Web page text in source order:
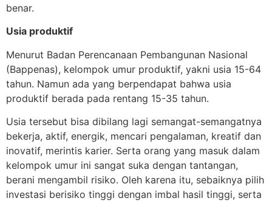
benar.
Usia produktif
Menurut Badan Perencanaan Pembangunan Nasional
(Bappenas), kelompok umur produktif, yakni usia 15-64
tahun. Namun ada yang berpendapat bahwa usia
produktif berada pada rentang 15-35 tahun.
Usia tersebut bisa dibilang lagi semangat-semangatnya
bekerja, aktif, energik, mencari pengalaman, kreatif dan
inovatif, merintis karier. Serta orang yang masuk dalam
kelompok umur ini sangat suka dengan tantangan,
berani mengambil risiko. Oleh karena itu, sebaiknya pilih
investasi berisiko tinggi dengan imbal hasil tinggi, serta